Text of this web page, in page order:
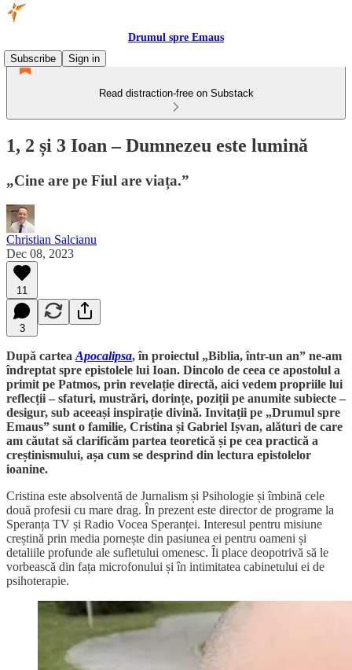
Drumul spre Emaus
Subscribe
Sign in
Read distraction-free on Substack
1, 2 și 3 Ioan – Dumnezeu este lumină
„Cine are pe Fiul are viața.”
Christian Salcianu
Dec 08, 2023
11
3
După cartea Apocalipsa, în proiectul „Biblia, într-un an” ne-am
îndreptat spre epistolele lui Ioan. Dincolo de ceea ce apostolul a
primit pe Patmos, prin revelație directă, aici vedem propriile lui
reflecții – sfaturi, mustrări, dorințe, poziții pe anumite subiecte –
desigur, sub aceeași inspirație divină. Invitații pe „Drumul spre
Emaus” sunt o familie, Cristina și Gabriel Ișvan, alături de care
am căutat să clarificăm partea teoretică și pe cea practică a
creștinismului, așa cum se desprind din lectura epistolelor
ioanine.
Cristina este absolventă de Jurnalism și Psihologie și îmbină cele
două profesii cu mare drag. În prezent este director de programe la
Speranța TV și Radio Vocea Speranței. Interesul pentru misiune
creștină prin media pornește din pasiunea ei pentru oameni și
detaliile profunde ale sufletului omenesc. Îi place deopotrivă să le
vorbească din fața microfonului și în intimitatea cabinetului ei de
psihoterapie.